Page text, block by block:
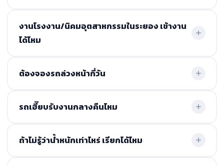
สามารถยกขึ้นที่สูงได้ เช่น ชั้น 2 หรือจุดที่ต้องยกขึ้นด้านบน
โดยต้องประเมินหน้างานก่อนเพื่อความปลอดภัย
งานโรงงาน/นิคมอุตสาหกรรมในระยอง เข้างาน
ได้ไหม
สามารถเข้างานได้ หากมีเอกสารประกอบตามที่ไซต์งาน
ต้องจองรถล่วงหน้ากี่วัน
หากเป็นงานทั่วไปสามารถนัดล่วงหน้า 1 วันได้ แต่กรณีงานด่วน
รถเฮี๊ยบรับงานกลางคืนไหม
รับงานกลางคืน บางไซต์งานต้องดำเนินการหลังเวลาโรงงาน
ถ้าไม่รู้ว่าน้ำหนักเท่าไหร่ เรียกได้ไหม